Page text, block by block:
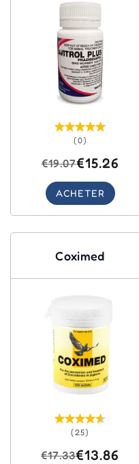
(0)
€19.07€15.26
ACHETER
Coximed
(25)
€17.33€13.86